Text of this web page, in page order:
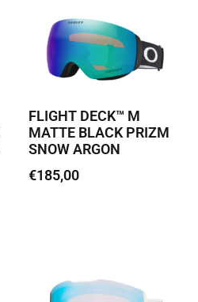
FLIGHT DECK™ M
MATTE BLACK PRIZM
SNOW ARGON
€185,00